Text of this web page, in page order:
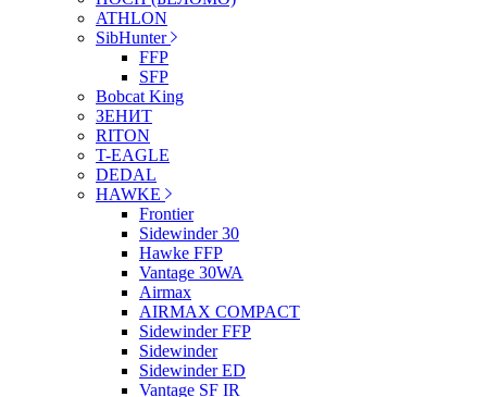
ATHLON
SibHunter
FFP
SFP
Bobcat King
ЗЕНИТ
RITON
T-EAGLE
DEDAL
HAWKE
Frontier
Sidewinder 30
Hawke FFP
Vantage 30WA
Airmax
AIRMAX COMPACT
Sidewinder FFP
Sidewinder
Sidewinder ED
Vantage SF IR